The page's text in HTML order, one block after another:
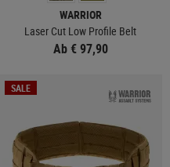
WARRIOR
Laser Cut Low Profile Belt
Ab € 97,90
SALE